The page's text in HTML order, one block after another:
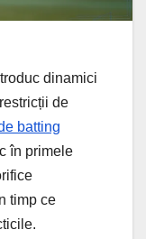
dinamici
de
batting
în primele
timp ce